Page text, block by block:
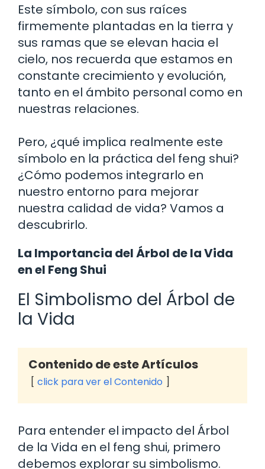
Este símbolo, con sus raíces
firmemente plantadas en la tierra y
sus ramas que se elevan hacia el
cielo, nos recuerda que estamos en
constante crecimiento y evolución,
tanto en el ámbito personal como en
nuestras relaciones.
Pero, ¿qué implica realmente este
símbolo en la práctica del feng shui?
¿Cómo podemos integrarlo en
nuestro entorno para mejorar
nuestra calidad de vida? Vamos a
descubrirlo.
La Importancia del Árbol de la Vida
en el Feng Shui
El Simbolismo del Árbol de
la Vida
Contenido de este Artículos
click para ver el Contenido
Para entender el impacto del Árbol
de la Vida en el feng shui, primero
debemos explorar su simbolismo.